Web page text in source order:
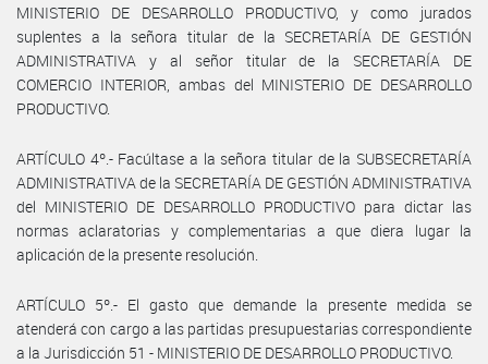
MINISTERIO DE DESARROLLO PRODUCTIVO, y como jurados
suplentes a la señora titular de la SECRETARÍA DE GESTIÓN
ADMINISTRATIVA y al señor titular de la SECRETARÍA DE
COMERCIO INTERIOR, ambas del MINISTERIO DE DESARROLLO
PRODUCTIVO.
ARTÍCULO 4º.- Facúltase a la señora titular de la SUBSECRETARÍA
ADMINISTRATIVA de la SECRETARÍA DE GESTIÓN ADMINISTRATIVA
del MINISTERIO DE DESARROLLO PRODUCTIVO para dictar las
normas aclaratorias y complementarias a que diera lugar la
aplicación de la presente resolución.
ARTÍCULO 5º.- El gasto que demande la presente medida se
atenderá con cargo a las partidas presupuestarias correspondiente
a la Jurisdicción 51 - MINISTERIO DE DESARROLLO PRODUCTIVO.